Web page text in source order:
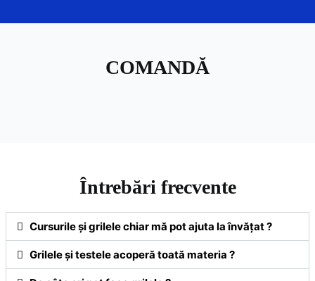
COMANDĂ
Întrebări frecvente
Cursurile și grilele chiar mă pot ajuta la învățat ?
Grilele și testele acoperă toată materia ?